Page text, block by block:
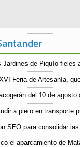
Jardines de Piquío fieles
Feria de Artesanía,
del 10 de
a pie o en transporte
SEO para consolidar
el aparcamiento de